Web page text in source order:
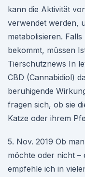
kann die Aktivität
verwendet werden,
metabolisieren.
bekommt, müssen
Tierschutznews In
CBD (Cannabidiol)
beruhigende
fragen sich, ob sie
Katze oder ihrem
5. Nov. 2019 Ob
möchte oder nicht –
empfehle ich in